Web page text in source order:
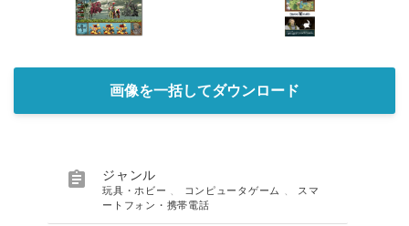
画像を一括してダウンロード
 ジャンル
玩具・ホビー コンピュータゲーム
スマ
ートフォン・携帯電話